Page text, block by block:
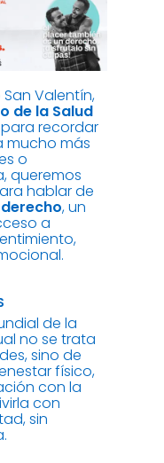
San Valentín,
de la Salud
recordar
mucho más
o
queremos
hablar de
, un
a
de la
no se trata
sino de
físico,
con la
con
sin